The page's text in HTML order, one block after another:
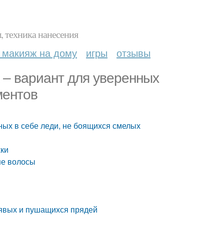
нанесения
макияж на дому игры отзывы
вариант для уверенных
в себе леди, не боящихся смелых
волосы
и пушащихся прядей